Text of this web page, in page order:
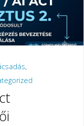
,